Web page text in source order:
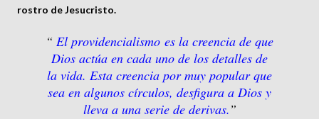
rostro de Jesucristo.
El providencialismo es la creencia de que
Dios actúa en cada uno de los detalles de
la vida. Esta creencia por muy popular que
sea en algunos círculos, desfigura a Dios y
lleva a una serie de derivas.